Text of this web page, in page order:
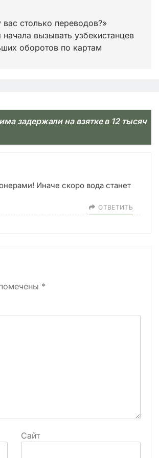
столько переводов?»
начала вызывать узбекистанцев
оборотов по картам
задержали на взятке в 12 тысяч
Иначе скоро вода станет
ОТВЕТИТЬ
*
Сайт